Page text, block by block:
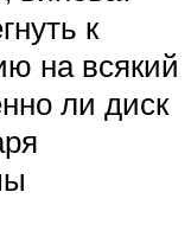
к
на всякий
ли диск